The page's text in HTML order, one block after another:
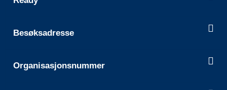
Besøksadresse
Organisasjonsnummer